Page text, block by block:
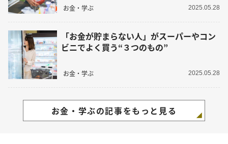
お金・学ぶ 2025.05.28
「お金が貯まらない人」がスーパーやコン
ビニでよく買う“３つのもの”
お金・学ぶ 2025.05.28
お金・学ぶの記事をもっと見る